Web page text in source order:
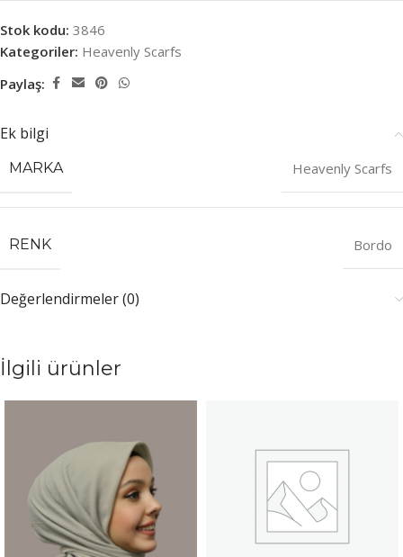
Stok kodu: 3846
Kategoriler: Heavenly Scarfs
Paylaş:
Ek bilgi
MARKA Heavenly Scarfs
RENK Bordo
Değerlendirmeler (0)
İlgili ürünler